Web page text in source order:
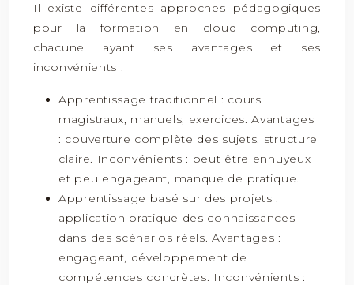
Il existe différentes approches pédagogiques
pour la formation en cloud computing,
chacune ayant ses avantages et ses
inconvénients :
Apprentissage traditionnel : cours
magistraux, manuels, exercices. Avantages
: couverture complète des sujets, structure
claire. Inconvénients : peut être ennuyeux
et peu engageant, manque de pratique.
Apprentissage basé sur des projets :
application pratique des connaissances
dans des scénarios réels. Avantages :
engageant, développement de
compétences concrètes. Inconvénients :